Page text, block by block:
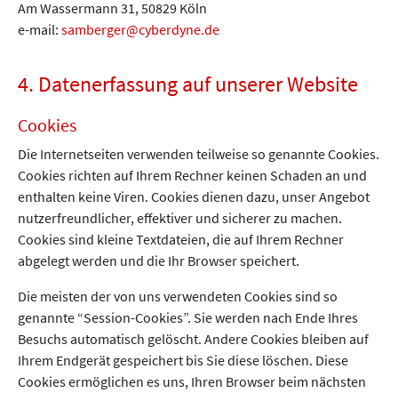
Am Wassermann 31, 50829 Köln
e-mail: samberger@cyberdyne.de
4. Datenerfassung auf unserer Website
Cookies
Die Internetseiten verwenden teilweise so genannte Cookies.
Cookies richten auf Ihrem Rechner keinen Schaden an und
enthalten keine Viren. Cookies dienen dazu, unser Angebot
nutzerfreundlicher, effektiver und sicherer zu machen.
Cookies sind kleine Textdateien, die auf Ihrem Rechner
abgelegt werden und die Ihr Browser speichert.
Die meisten der von uns verwendeten Cookies sind so
genannte “Session-Cookies”. Sie werden nach Ende Ihres
Besuchs automatisch gelöscht. Andere Cookies bleiben auf
Ihrem Endgerät gespeichert bis Sie diese löschen. Diese
Cookies ermöglichen es uns, Ihren Browser beim nächsten